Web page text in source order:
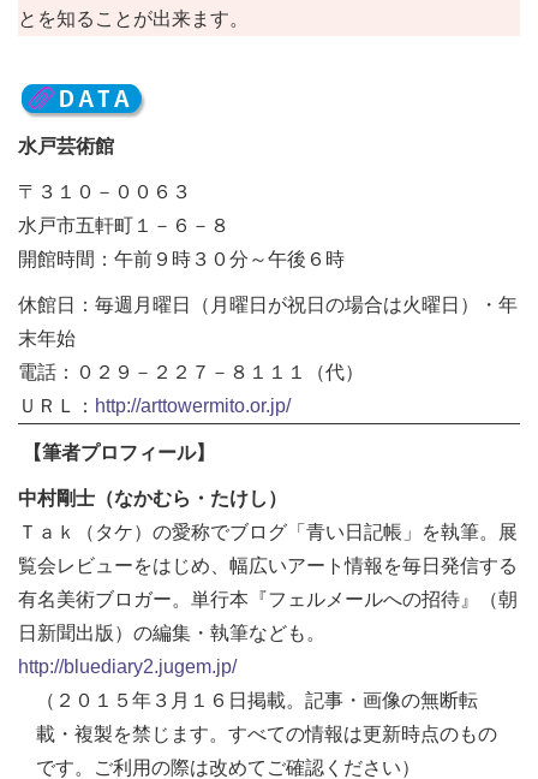
とを知ることが出来ます。
水戸芸術館
〒３１０－００６３
水戸市五軒町１－６－８
開館時間：午前９時３０分～午後６時
休館日：毎週月曜日（月曜日が祝日の場合は火曜日）・年
末年始
電話：０２９－２２７－８１１１（代）
ＵＲＬ： http://arttowermito.or.jp/
【筆者プロフィール】
中村剛士（なかむら・たけし）
Ｔａｋ（タケ）の愛称でブログ「青い日記帳」を執筆。展
覧会レビューをはじめ、幅広いアート情報を毎日発信する
有名美術ブロガー。単行本『フェルメールへの招待』（朝
日新聞出版）の編集・執筆なども。
http://bluediary2.jugem.jp/
（２０１５年３月１６日掲載。記事・画像の無断転
載・複製を禁じます。すべての情報は更新時点のもの
です。ご利用の際は改めてご確認ください）